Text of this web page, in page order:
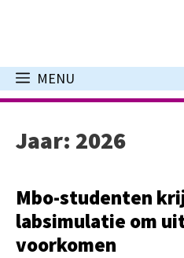
inhoud
MENU
Jaar: 2026
Mbo-studenten
labsimulatie om
voorkomen